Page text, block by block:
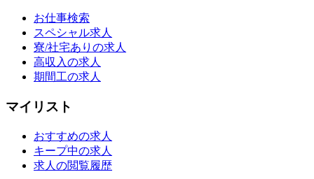
お仕事検索
スペシャル求人
寮/社宅ありの求人
高収入の求人
期間工の求人
マイリスト
おすすめの求人
キープ中の求人
求人の閲覧履歴